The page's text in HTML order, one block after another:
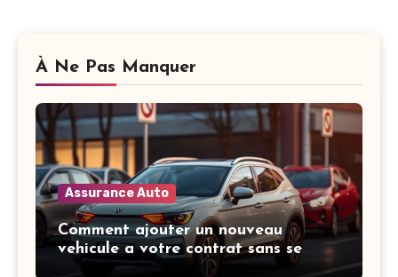
À Ne Pas Manquer
Assurance Auto
Comment ajouter un nouveau
vehicule a votre contrat sans se
tromper